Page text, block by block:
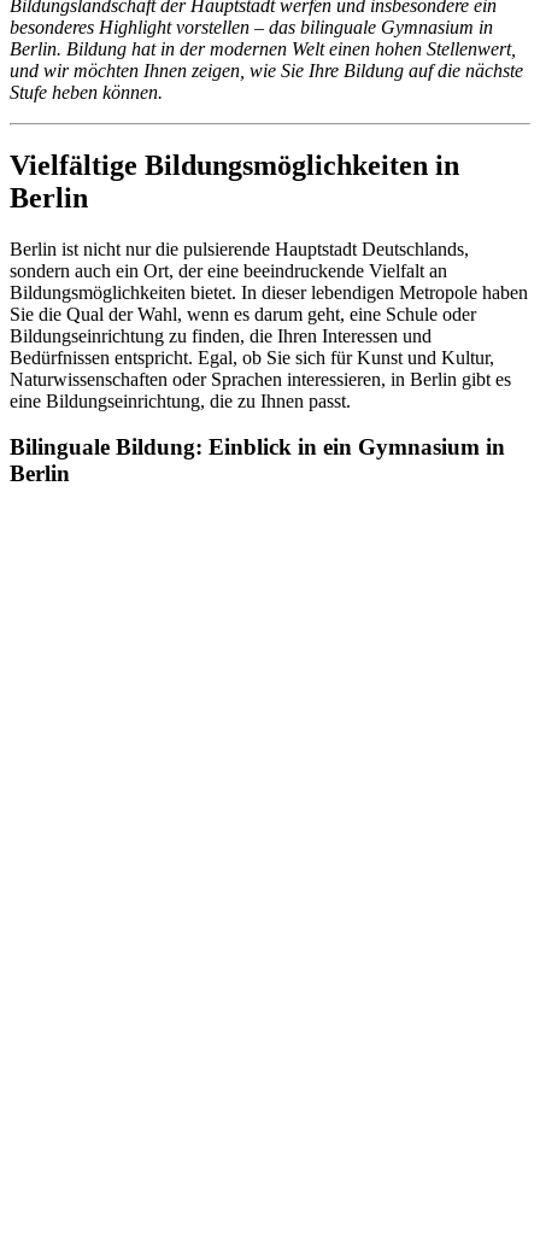
Bildungslandschaft der Hauptstadt werfen und insbesondere ein
besonderes Highlight vorstellen – das bilinguale Gymnasium in
Berlin. Bildung hat in der modernen Welt einen hohen Stellenwert,
und wir möchten Ihnen zeigen, wie Sie Ihre Bildung auf die nächste
Stufe heben können.
Vielfältige Bildungsmöglichkeiten in
Berlin
Berlin ist nicht nur die pulsierende Hauptstadt Deutschlands,
sondern auch ein Ort, der eine beeindruckende Vielfalt an
Bildungsmöglichkeiten bietet. In dieser lebendigen Metropole haben
Sie die Qual der Wahl, wenn es darum geht, eine Schule oder
Bildungseinrichtung zu finden, die Ihren Interessen und
Bedürfnissen entspricht. Egal, ob Sie sich für Kunst und Kultur,
Naturwissenschaften oder Sprachen interessieren, in Berlin gibt es
eine Bildungseinrichtung, die zu Ihnen passt.
Bilinguale Bildung: Einblick in ein Gymnasium in
Berlin